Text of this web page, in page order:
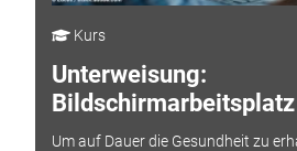
Kurs
Unterweisung:
Um auf Dauer die Gesundheit zu